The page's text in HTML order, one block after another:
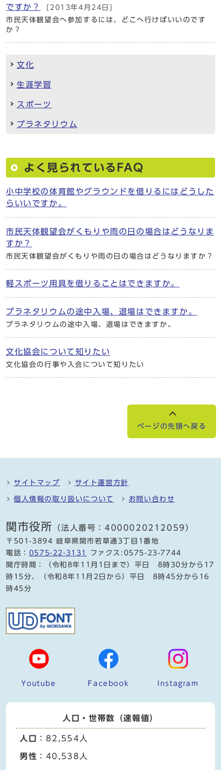
ですか？
[2013年4月24日]
市民天体観望会へ参加するには、どこへ行けばいいのです
か？
文化
生涯学習
スポーツ
プラネタリウム
よく見られているFAQ
小中学校の体育館やグラウンドを借りるにはどうした
らいいですか。
市民天体観望会がくもりや雨の日の場合はどうなりま
すか？
市民天体観望会がくもりや雨の日の場合はどうなりますか？
軽スポーツ用具を借りることはできますか。
プラネタリウムの途中入場、退場はできますか。
プラネタリウムの途中入場、退場はできますか。
文化協会について知りたい
文化協会の行事や入会について知りたい
ページの先頭へ戻る
サイトマップ サイト運営方針
個人情報の取り扱いについて お問い合わせ
関市役所 （法人番号：4000020212059）
〒501-3894 岐阜県関市若草通3丁目1番地
電話： 0575-22-3131
ファクス:0575-23-7744
開庁時間：（令和8年11月1日まで）平日 8時30分から17
時15分、（令和8年11月2日から）平日 8時45分から16
時45分
Youtube Facebook Instagram
人口・世帯数（速報値）
人口 ：82,554人
男性 ：40,538人